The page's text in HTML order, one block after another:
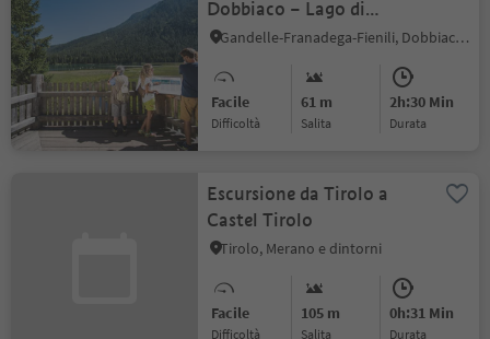
Dobbiaco – Lago di
Dobbiaco – percorso
naturalistico attorno al
lago - Dobbiaco
Gandelle-Franadega-Fienili, Dobbiaco, Regione dolomitica 3 Cime
Facile
Difficoltà
61 m
Salita
2h:30 Min
durata
Escursione da Tirolo a
Castel Tirolo
Tirolo, Merano e dintorni
Facile
Difficoltà
105 m
Salita
0h:31 Min
durata